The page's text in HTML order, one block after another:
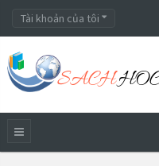
Tài khoản của tôi